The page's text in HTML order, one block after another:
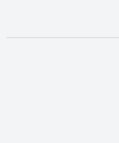
opens in